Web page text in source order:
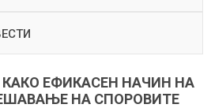
ЕФИКАСЕН НАЧИН НА
НА СПОРОВИТЕ